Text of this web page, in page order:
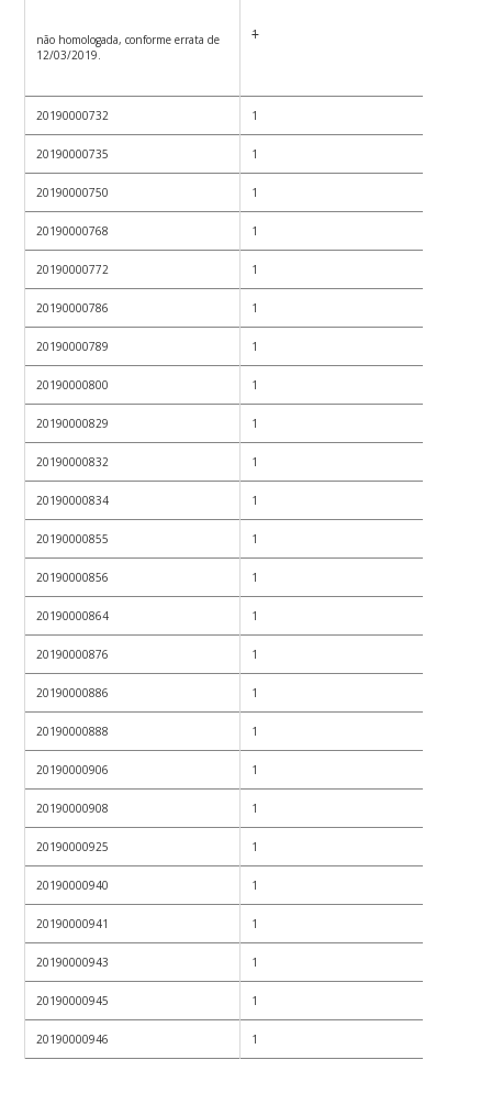
não homologada, conforme errata de
12/03/2019.
1
20190000732 1
20190000735 1
20190000750 1
20190000768 1
20190000772 1
20190000786 1
20190000789 1
20190000800 1
20190000829 1
20190000832 1
20190000834 1
20190000855 1
20190000856 1
20190000864 1
20190000876 1
20190000886 1
20190000888 1
20190000906 1
20190000908 1
20190000925 1
20190000940 1
20190000941 1
20190000943 1
20190000945 1
20190000946 1